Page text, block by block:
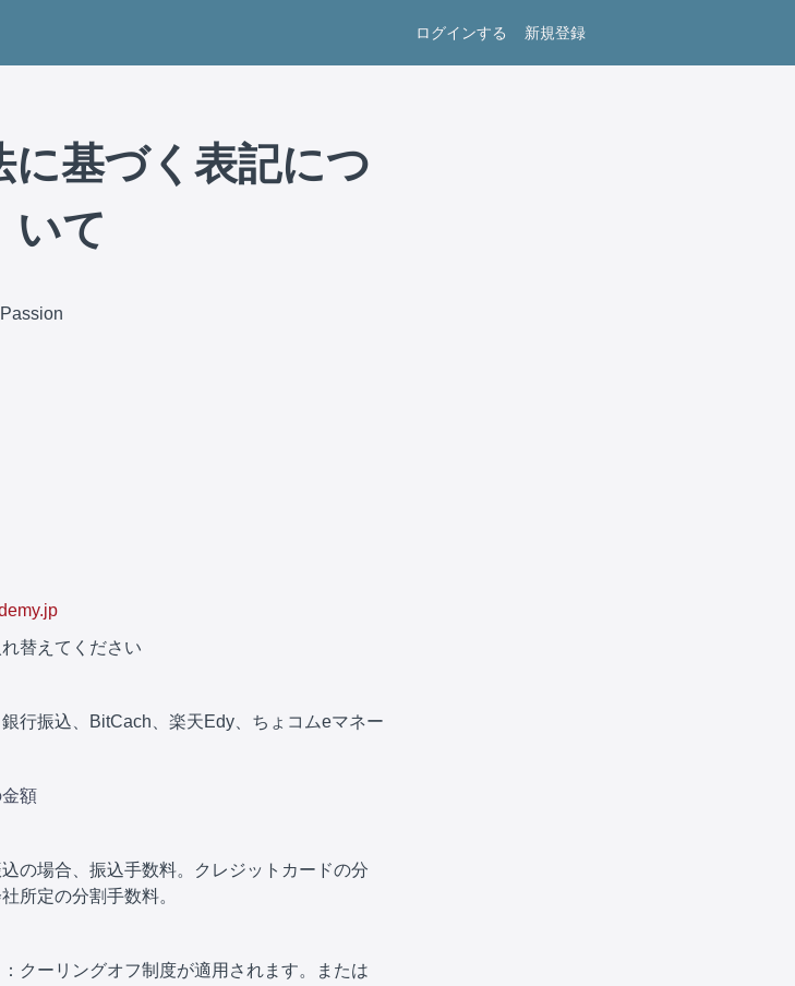
ログインする 新規登録
に基づく表記につ
いて
替えてください
行振込、BitCach、楽天Edy、ちょコムeマネー
額
の場合、振込手数料。クレジットカードの分
所定の分割手数料。
クーリングオフ制度が適用されます。または